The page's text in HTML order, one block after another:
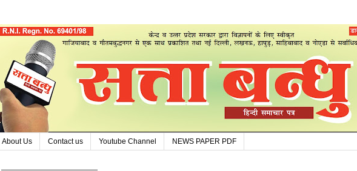
About Us Contact us Youtube Channel NEWS PAPER PDF